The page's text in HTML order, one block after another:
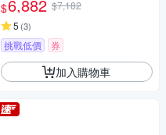
$6,882 $7,182
5 (3)
挑戰低價 券
加入購物車